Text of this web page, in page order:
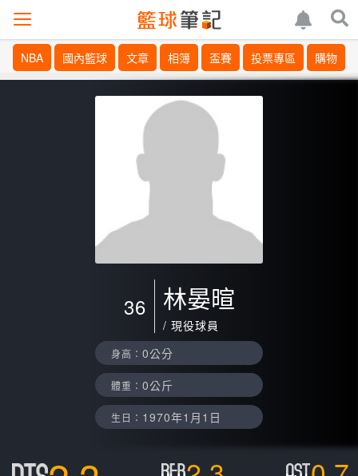
NBA 國內籃球 文章 相簿 盃賽 投票專區 購物
36 林晏暄
/ 現役球員
身高： 0公分
體重： 0公斤
生日： 1970年1月1日